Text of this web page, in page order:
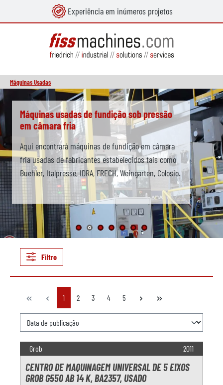
Experiência em inúmeros projetos
Máquinas Usadas
Skip slider
Máquinas de fundição sob baixa pressão
usadas
de fabricantes estabelecidos tais como Kurtz, CPC,
GIMA, LPM e Borli. Algumas das máquinas de
fundição por gravidade de baixa pressão já são
totalmente automatizadas com equipamento de
remoção de fundição e fornos de fundição de baixa
pressão.
Filtro
Lado
1 Lado
2 Lado
3 Lado
4 Lado
5
Grob 2011
CENTRO DE MAQUINAGEM UNIVERSAL DE 5 EIXOS
GROB G550 AB 14 K, BA2357, USADO